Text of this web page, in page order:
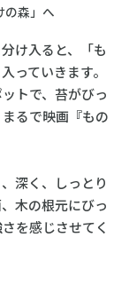
の森」へ
け入ると、「も
っていきます。
トで、苔がびっ
るで映画『もの
深く、しっとり
木の根元にびっ
を感じさせてく